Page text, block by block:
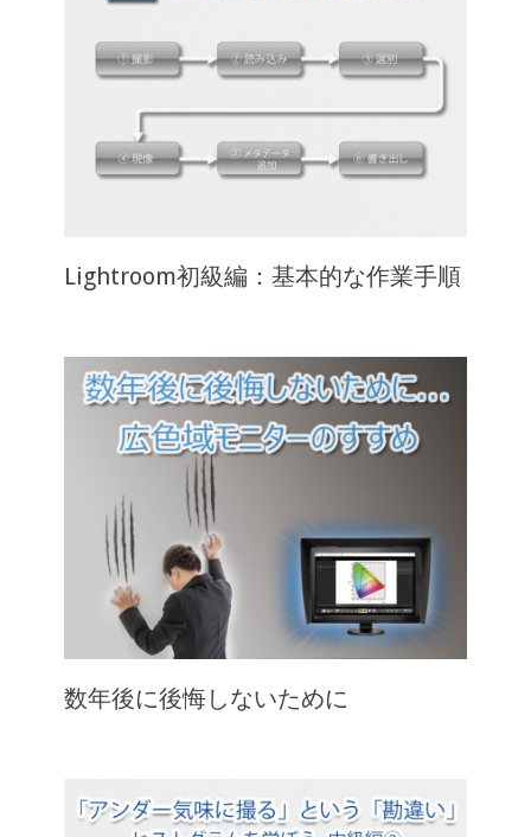
Lightroom初級編：基本的な作業手順
数年後に後悔しないために